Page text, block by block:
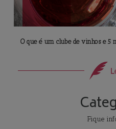
O que é um clube de vinhos e 5
Fique